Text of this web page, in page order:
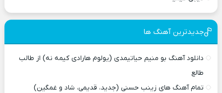
جدیدترین آهنگ ها
دانلود آهنگ بو منیم حیاتیمدی (یولوم هارادی کیمه نه) از طالب
طالع
تمام آهنگ های زینب حسنی (جدید، قدیمی، شاد و غمگین)